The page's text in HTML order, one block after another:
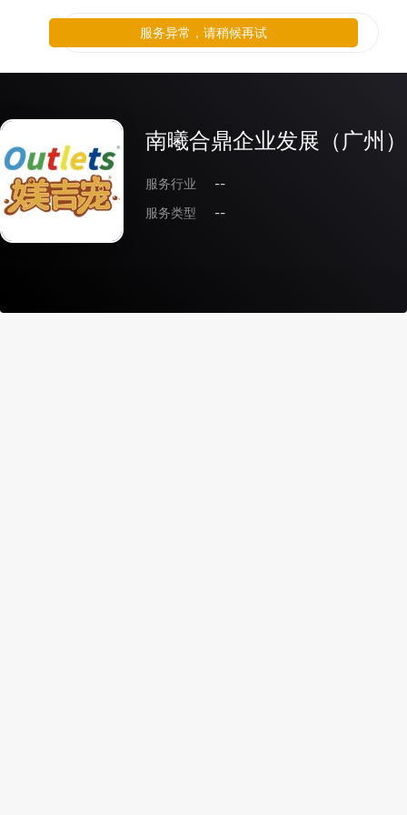
南曦合鼎企业发展（广州
服务行业
--
服务类型
--
服务异常，请稍候再试